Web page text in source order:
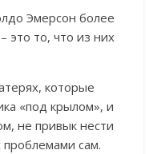
Эмерсон более
это то, что из них
которые
«под крылом», и
не привык нести
проблемами сам.